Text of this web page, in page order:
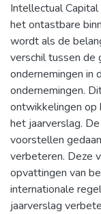
Intellectual
het ontastbare
wordt als de
verschil tussen de
ondernemingen in
ondernemingen.
ontwikkelingen op
het jaarverslag.
voorstellen
verbeteren. Deze
opvattingen van
internationale
jaarverslag